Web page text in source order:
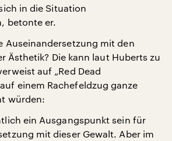
in die Situation
betonte er.
Auseinandersetzung mit den
Ästhetik? Die kann laut Huberts zu
auf „Red Dead
einem Rachefeldzug ganze
würden:
ein Ausgangspunkt sein für
mit dieser Gewalt. Aber im